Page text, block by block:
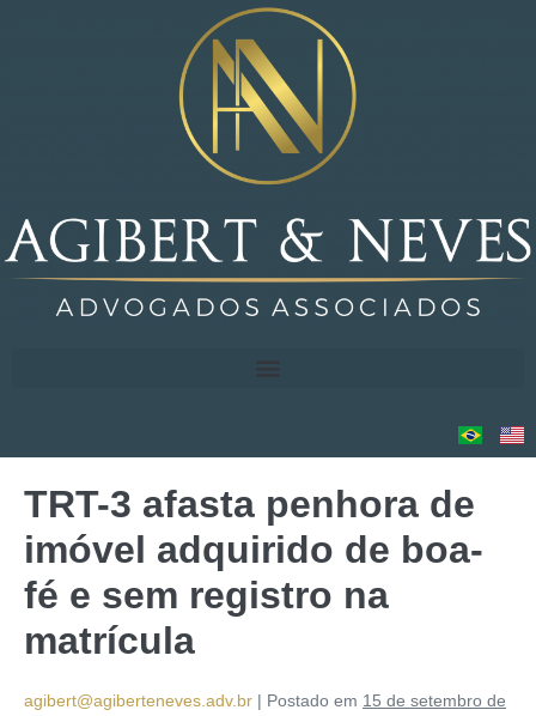
TRT-3 afasta penhora de
imóvel adquirido de boa-
fé e sem registro na
matrícula
agibert@agiberteneves.adv.br | Postado em 15 de setembro de